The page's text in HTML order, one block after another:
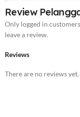
Review
Reviews
There are no reviews yet.
Only logged in
leave a review.